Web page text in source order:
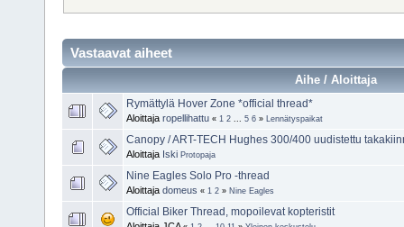
Vastaavat aiheet
Aihe / Aloittaja
Rymättylä Hover Zone *official thread*
Aloittaja ropellihattu « 1 2 5 6 » Lennätyspaikat
Canopy / ART-TECH Hughes 300/400 uudistettu
Aloittaja Iski Protopaja
Nine Eagles Solo Pro -thread
Aloittaja domeus « 1 2 » Nine Eagles
Official Biker Thread, mopoilevat kopteristit